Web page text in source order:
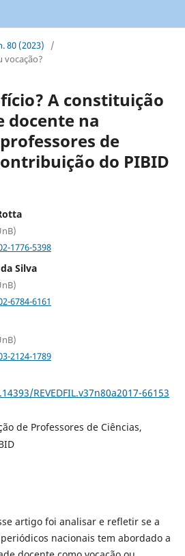
80 (2023)
/
vocação?
A constituição
docente na
de
do PIBID
1776-5398
Silva
6784-6161
2124-1789
REVEDFIL.v37n80a2017-66153
de Professores de Ciências,
artigo foi analisar e refletir se a
nacionais tem abordado a